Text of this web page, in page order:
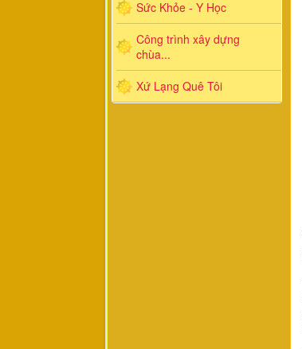
Sức Khỏe - Y Học
Công trình xây dựng
chùa...
Xứ Lạng Quê Tôi